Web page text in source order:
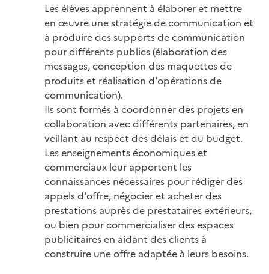
Les élèves apprennent à élaborer et mettre
en œuvre une stratégie de communication et
à produire des supports de communication
pour différents publics (élaboration des
messages, conception des maquettes de
produits et réalisation d'opérations de
communication).
Ils sont formés à coordonner des projets en
collaboration avec différents partenaires, en
veillant au respect des délais et du budget.
Les enseignements économiques et
commerciaux leur apportent les
connaissances nécessaires pour rédiger des
appels d'offre, négocier et acheter des
prestations auprès de prestataires extérieurs,
ou bien pour commercialiser des espaces
publicitaires en aidant des clients à
construire une offre adaptée à leurs besoins.